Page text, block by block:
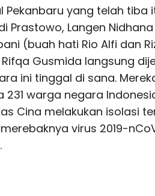
Pekanbaru yang telah tiba
Prastowo, Langen
(buah hati Rio Alfi dan
Gusmida langsung
ini tinggal di sana.
warga negara
Cina melakukan isolasi
virus 2019-